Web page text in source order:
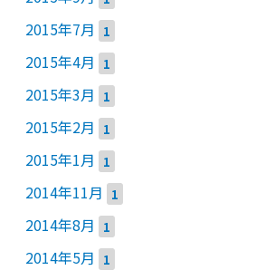
2015年7月 1
2015年4月 1
2015年3月 1
2015年2月 1
2015年1月 1
2014年11月 1
2014年8月 1
2014年5月 1